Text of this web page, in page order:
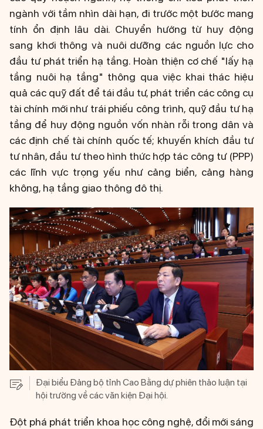
ngành với tầm nhìn dài hạn, đi trước một bước mang
tính ổn định lâu dài. Chuyển hướng từ huy động
sang khơi thông và nuôi dưỡng các nguồn lực cho
đầu tư phát triển hạ tầng. Hoàn thiện cơ chế "lấy hạ
tầng nuôi hạ tầng" thông qua việc khai thác hiệu
quả các quỹ đất để tái đầu tư, phát triển các công cụ
tài chính mới như trái phiếu công trình, quỹ đầu tư hạ
tầng để huy động nguồn vốn nhàn rỗi trong dân và
các định chế tài chính quốc tế; khuyến khích đầu tư
tư nhân, đầu tư theo hình thức hợp tác công tư (PPP)
các lĩnh vực trọng yếu như cảng biển, cảng hàng
không, hạ tầng giao thông đô thị.
Đại biểu Đảng bộ tỉnh Cao Bằng dự phiên thảo luận tại
hội trường về các văn kiện Đại hội.
Đột phá phát triển khoa học công nghệ, đổi mới sáng